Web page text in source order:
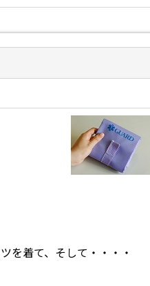
を着て、そして・・・・